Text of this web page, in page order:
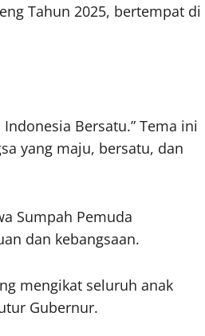
Tahun 2025, bertempat di
Bersatu.” Tema ini
yang maju, bersatu, dan
Sumpah Pemuda
dan kebangsaan.
mengikat seluruh anak
Gubernur.